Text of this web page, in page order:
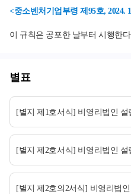
<중소벤처기업부령 제95호, 2024.
이 규칙은 공포한 날부터 시행한
별표
[별지 제1호서식] 비영리법인 설
[별지 제2호서식] 비영리법인 설
[별지 제2호의2서식] 비영리법